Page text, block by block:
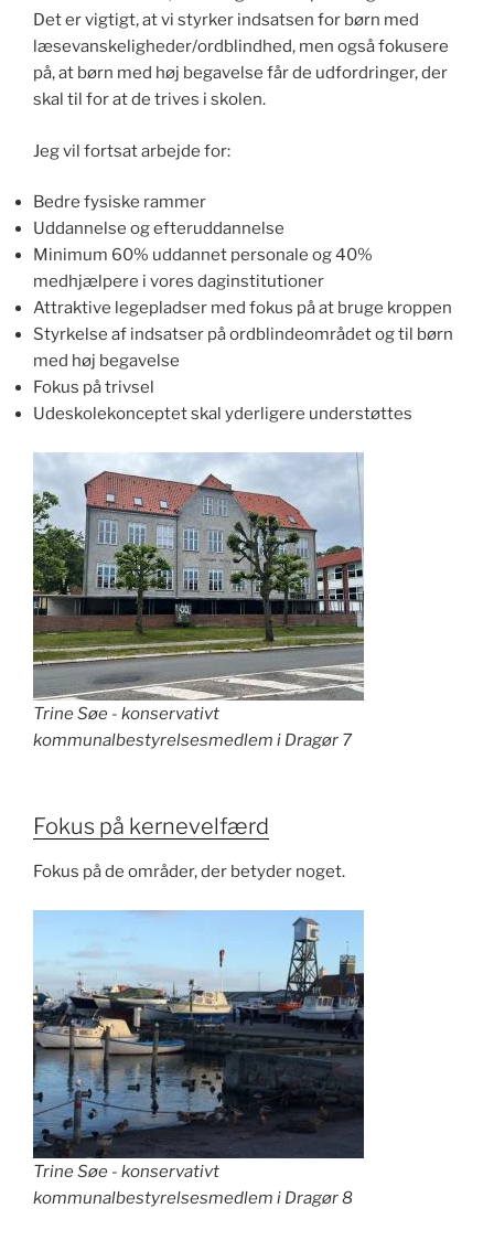
Det er vigtigt, at vi styrker indsatsen for børn med
læsevanskeligheder/ordblindhed, men også fokusere
på, at børn med høj begavelse får de udfordringer, der
skal til for at de trives i skolen.
Jeg vil fortsat arbejde for:
Bedre fysiske rammer
Uddannelse og efteruddannelse
Minimum 60% uddannet personale og 40%
medhjælpere i vores daginstitutioner
Attraktive legepladser med fokus på at bruge kroppen
Styrkelse af indsatser på ordblindeområdet og til børn
med høj begavelse
Fokus på trivsel
Udeskolekonceptet skal yderligere understøttes
Trine Søe - konservativt
kommunalbestyrelsesmedlem i Dragør 7
Fokus på kernevelfærd
Fokus på de områder, der betyder noget.
Trine Søe - konservativt
kommunalbestyrelsesmedlem i Dragør 8